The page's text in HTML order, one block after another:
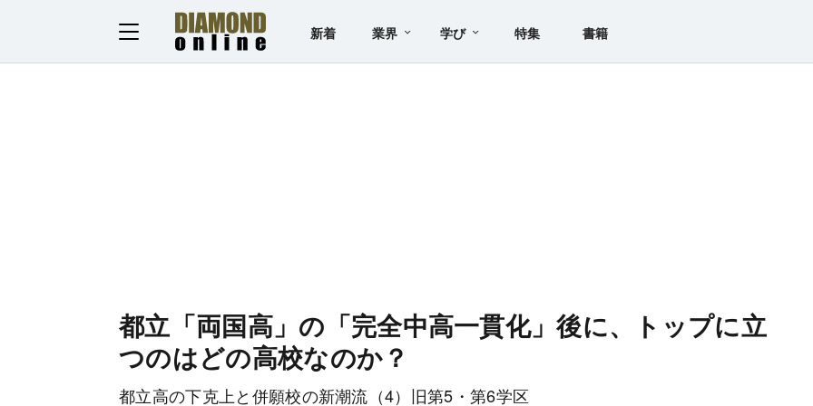
新着 業界 学び 特集 書籍
都立「両国高」の「完全中高一貫化」後に、トップに立
つのはどの高校なのか？
都立高の下克上と併願校の新潮流（4）旧第5・第6学区